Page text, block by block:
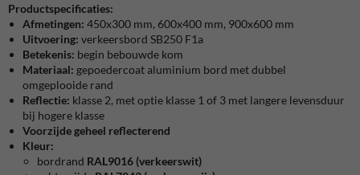
Productspecificaties:
Afmetingen: 450x300 mm, 600x400 mm, 900x600 mm
Uitvoering: verkeersbord SB250 F1a
Betekenis: begin bebouwde kom
Materiaal: gepoedercoat aluminium bord met dubbel
omgeplooide rand
Reflectie: klasse 2, met optie klasse 1 of 3 met langere levensduur
bij hogere klasse
Voorzijde geheel reflecterend
Kleur:
bordrand RAL9016 (verkeerswit)